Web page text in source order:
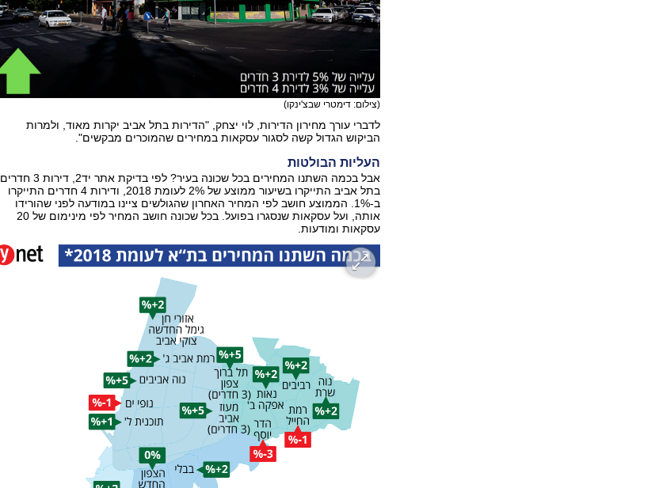
(צילום: דימטרי שבצ'ינקו)
לדברי עורך מחירון הדירות, לוי יצחק, "הדירות בתל אביב יקרות מאוד, ולמרות
הביקוש הגדול קשה לסגור עסקאות במחירים שהמוכרים מבקשים".
העליות הבולטות
אבל בכמה השתנו המחירים בכל שכונה בעיר? לפי בדיקת אתר יד2, דירות 3 חדרים
בתל אביב התייקרו בשיעור ממוצע של 2% לעומת 2018, ודירות 4 חדרים התייקרו
ב-1%. הממוצע חושב לפי המחיר האחרון שהגולשים ציינו במודעה לפני שהורידו
אותה, ועל עסקאות שנסגרו בפועל. בכל שכונה חושב המחיר לפי מינימום של 20
עסקאות ומודעות.